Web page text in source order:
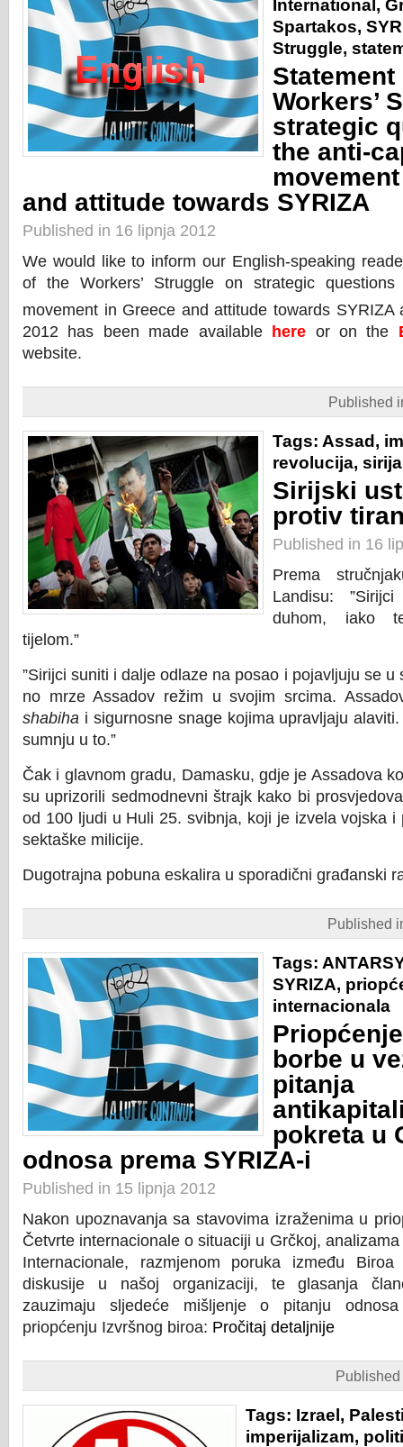
International ,
Spartakos,
Struggle,
Statement
Workers’
strategic
the anti-
and attitude towards SYRIZA
Published in 16 lipnja 2012
We would like to inform our English-speaking
of the Workers’ Struggle on strategic
movement in Greece and attitude towards
2012 has been made available here or on the
website.
Published
Tags: Assad ,
revolucija, sirija
Sirijski
protiv
Published in 16
Prema
Landisu:
duhom, iako
tijelom.”
”Sirijci suniti i dalje odlaze na posao i pojavljuju se u
no mrze Assadov režim u svojim srcima.
shabiha i sigurnosne snage kojima upravljaju
sumnju u to.”
Čak i glavnom gradu, Damasku, gdje je Assadova
su uprizorili sedmodnevni štrajk kako bi
od 100 ljudi u Huli 25. svibnja, koji je izvela vojska i
sektaške milicije.
Dugotrajna pobuna eskalira u sporadični građanski
Published
Tags:
SYRIZA,
internacionala
borbe u
pitanja
pokreta u
odnosa prema SYRIZA-i
Published in 15 lipnja 2012
Nakon upoznavanja sa stavovima izraženima u
Četvrte internacionale o situaciji u Grčkoj,
Internacionale, razmjenom poruka između Biroa
diskusije u našoj organizaciji, te glasanja
zauzimaju sljedeće mišljenje o pitanju
priopćenju Izvršnog biroa: Pročitaj detaljnije
Tags: Izrael ,
imperijalizam,